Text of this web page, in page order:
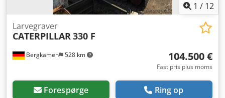
1 / 12
Bergkamen 528 km
Larvegraver
CATERPILLAR330 F
104.500 €
Fast pris plus moms
Forespørge Ring op